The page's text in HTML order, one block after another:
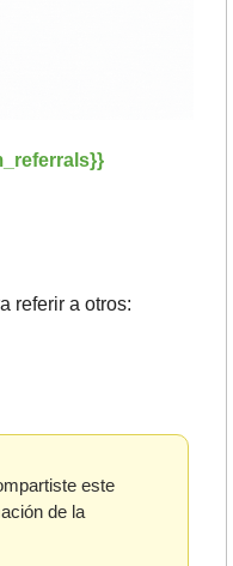
referir a otros:
este
de la